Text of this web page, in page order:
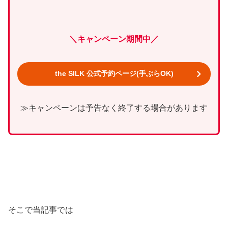
＼キャンペーン期間中／
the SILK 公式予約ページ(手ぶらOK)
≫キャンペーンは予告なく終了する場合があります
そこで当記事では